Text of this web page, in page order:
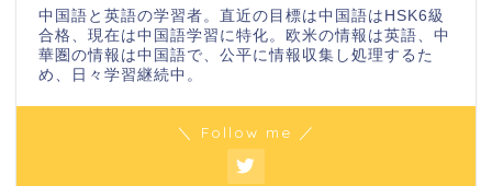
中国語と英語の学習者。直近の目標は中国語はHSK6級
合格、現在は中国語学習に特化。欧米の情報は英語、中
華圏の情報は中国語で、公平に情報収集し処理するた
め、日々学習継続中。
＼ Follow me ／